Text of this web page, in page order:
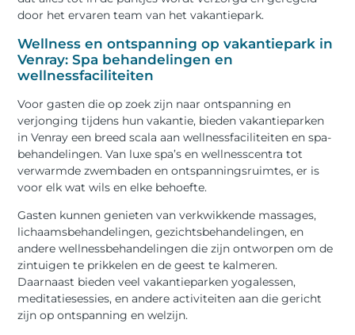
door het ervaren team van het vakantiepark.
Wellness en ontspanning op vakantiepark in
Venray: Spa behandelingen en
wellnessfaciliteiten
Voor gasten die op zoek zijn naar ontspanning en
verjonging tijdens hun vakantie, bieden vakantieparken
in Venray een breed scala aan wellnessfaciliteiten en spa-
behandelingen. Van luxe spa’s en wellnesscentra tot
verwarmde zwembaden en ontspanningsruimtes, er is
voor elk wat wils en elke behoefte.
Gasten kunnen genieten van verkwikkende massages,
lichaamsbehandelingen, gezichtsbehandelingen, en
andere wellnessbehandelingen die zijn ontworpen om de
zintuigen te prikkelen en de geest te kalmeren.
Daarnaast bieden veel vakantieparken yogalessen,
meditatiesessies, en andere activiteiten aan die gericht
zijn op ontspanning en welzijn.